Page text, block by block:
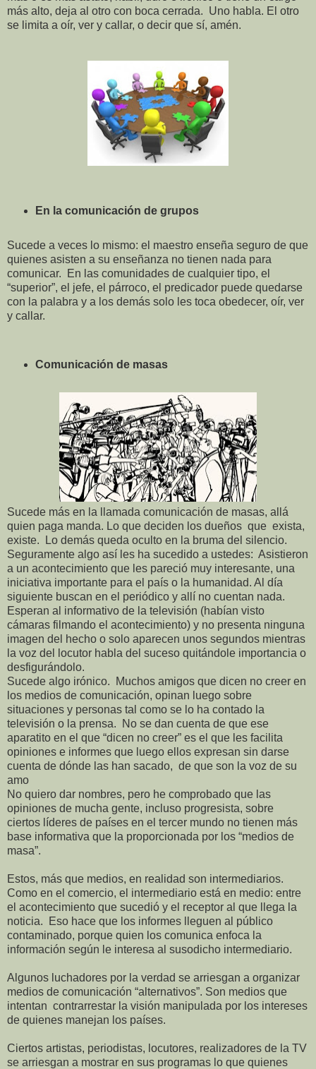
más alto, deja al otro con boca cerrada. Uno habla. El otro
se limita a oír, ver y callar, o decir que sí, amén.
En la comunicación de grupos
Sucede a veces lo mismo: el maestro enseña seguro de que
quienes asisten a su enseñanza no tienen nada para
comunicar. En las comunidades de cualquier tipo, el
“superior”, el jefe, el párroco, el predicador puede quedarse
con la palabra y a los demás solo les toca obedecer, oír, ver
y callar.
Comunicación de masas
Sucede más en la llamada comunicación de masas, allá
quien paga manda. Lo que deciden los dueños que exista,
existe. Lo demás queda oculto en la bruma del silencio.
Seguramente algo así les ha sucedido a ustedes: Asistieron
a un acontecimiento que les pareció muy interesante, una
iniciativa importante para el país o la humanidad. Al día
siguiente buscan en el periódico y allí no cuentan nada.
Esperan al informativo de la televisión (habían visto
cámaras filmando el acontecimiento) y no presenta ninguna
imagen del hecho o solo aparecen unos segundos mientras
la voz del locutor habla del suceso quitándole importancia o
desfigurándolo.
Sucede algo irónico. Muchos amigos que dicen no creer en
los medios de comunicación, opinan luego sobre
situaciones y personas tal como se lo ha contado la
televisión o la prensa. No se dan cuenta de que ese
aparatito en el que “dicen no creer” es el que les facilita
opiniones e informes que luego ellos expresan sin darse
cuenta de dónde las han sacado, de que son la voz de su
amo
No quiero dar nombres, pero he comprobado que las
opiniones de mucha gente, incluso progresista, sobre
ciertos líderes de países en el tercer mundo no tienen más
base informativa que la proporcionada por los “medios de
masa”.
Estos, más que medios, en realidad son intermediarios.
Como en el comercio, el intermediario está en medio: entre
el acontecimiento que sucedió y el receptor al que llega la
noticia. Eso hace que los informes lleguen al público
contaminado, porque quien los comunica enfoca la
información según le interesa al susodicho intermediario.
Algunos luchadores por la verdad se arriesgan a organizar
medios de comunicación “alternativos”. Son medios que
intentan contrarrestar la visión manipulada por los intereses
de quienes manejan los países.
Ciertos artistas, periodistas, locutores, realizadores de la TV
se arriesgan a mostrar en sus programas lo que quienes